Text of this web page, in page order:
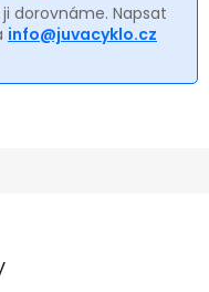
dorovnáme. Napsat
info@juvacyklo.cz